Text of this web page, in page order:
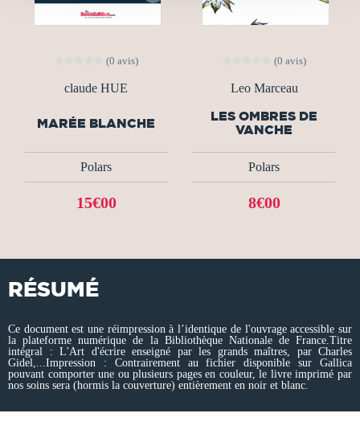
(0 avis)
claude HUE
MARÉE BLANCHE
Polars
15€00
(0 avis)
Leo Marceau
LES OMBRES DE
VANCHE
Polars
8€00
RÉSUMÉ
Ce document est une réimpression à l’identique de l'ouvrage accessible sur
la plateforme numérique de la Bibliothèque Nationale de France.Titre
intégral : L'Art d'écrire enseigné par les grands maîtres, par Charles
Gidel,...Impression : Contrairement au fichier disponible sur Gallica
pouvant comporter une ou plusieurs pages en couleur, le livre imprimé par
nos soins sera (hormis la couverture) entièrement en noir et blanc.